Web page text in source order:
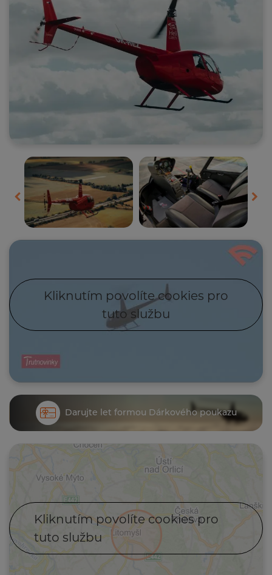
Kliknutím povolíte cookies pro
tuto službu
Darujte let formou Dárkového poukazu
Kliknutím povolíte cookies pro
tuto službu